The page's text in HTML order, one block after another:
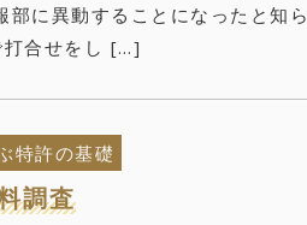
に異動することになったと知ら
打合せをし […]
特許の基礎
調査